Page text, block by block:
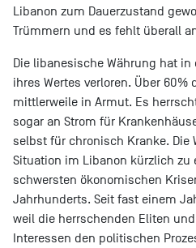
Libanon zum Dauerzustand
Trümmern und es fehlt überall
Die libanesische Währung hat
ihres Wertes verloren. Über 60%
mittlerweile in Armut. Es
sogar an Strom für
selbst für chronisch Kranke. Die
Situation im Libanon kürzlich zu
schwersten ökonomischen
Jahrhunderts. Seit fast einem
weil die herrschenden Eliten
Interessen den politischen